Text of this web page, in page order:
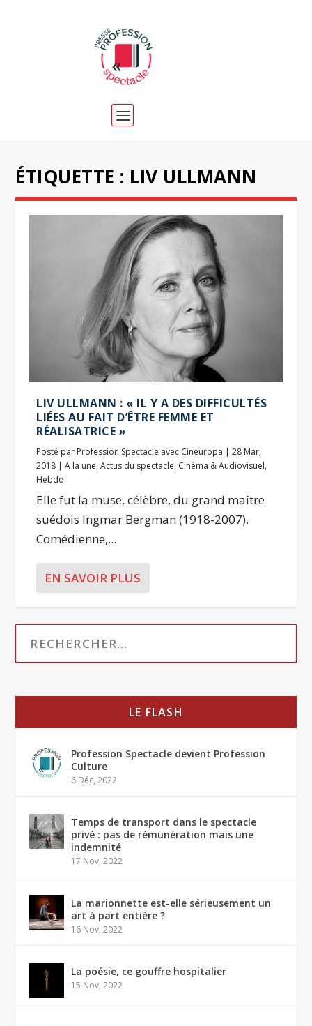
ÉTIQUETTE : LIV ULLMANN
LIV ULLMANN : « IL Y A DES DIFFICULTÉS
LIÉES AU FAIT D’ÊTRE FEMME ET
RÉALISATRICE »
Posté par Profession Spectacle avec Cineuropa |28 Mar,
2018 |A la une,Actus du spectacle, Cinéma & Audiovisuel,
Hebdo
Elle fut la muse, célèbre, du grand maître
suédois Ingmar Bergman (1918-2007).
Comédienne,...
EN SAVOIR PLUS
LE FLASH
Profession Spectacle devient Profession
Culture
6 Déc, 2022
Temps de transport dans le spectacle
privé : pas de rémunération mais une
indemnité
17 Nov, 2022
La marionnette est-elle sérieusement un
art à part entière ?
16 Nov, 2022
La poésie, ce gouffre hospitalier
15 Nov, 2022